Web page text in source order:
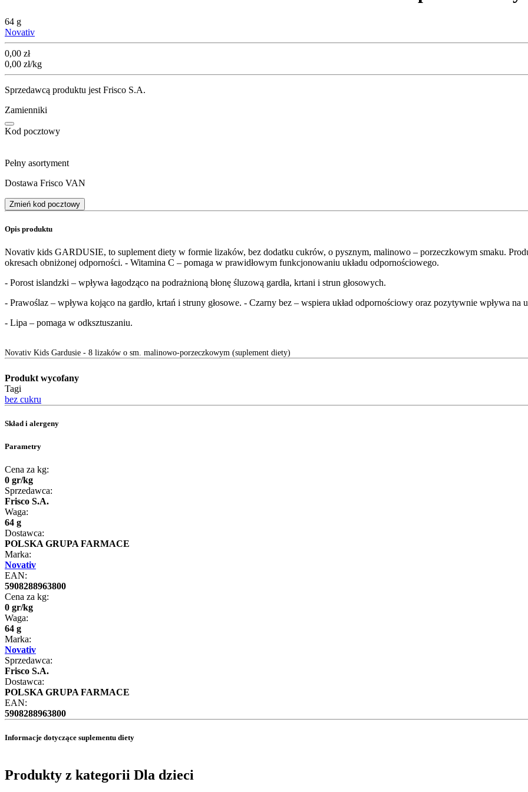
64 g
Novativ
Cena
0,00 zł
0,00 zł/kg
Sprzedawcą produktu jest Frisco S.A.
Zamienniki
Kod pocztowy
Pełny asortyment
Dostawa Frisco VAN
Zmień kod pocztowy
Opis produktu
Novativ kids GARDUSIE, to suplement diety w formie lizaków, bez dodatku cukrów, o pysznym, malinowo – porzeczkowym smaku.
okresach obniżonej odporności. - Witamina C – pomaga w prawidłowym funkcjonowaniu układu odpornościowego.
- Porost islandzki – wpływa łagodząco na podrażnioną błonę śluzową gardła, krtani i strun głosowych.
- Prawoślaz – wpływa kojąco na gardło, krtań i struny głosowe. - Czarny bez – wspiera układ odpornościowy oraz pozytywnie wpływa na
- Lipa – pomaga w odksztuszaniu.
Novativ Kids Gardusie - 8 lizaków o sm. malinowo-porzeczkowym (suplement diety)
Produkt wycofany
Tagi
bez cukru
Skład i alergeny
Parametry
Cena za kg:
0 gr/kg
Sprzedawca:
Frisco S.A.
Waga:
64 g
Dostawca:
POLSKA GRUPA FARMACE
Marka:
Novativ
EAN:
5908288963800
Cena za kg:
0 gr/kg
Waga:
64 g
Marka:
Novativ
Sprzedawca:
Frisco S.A.
Dostawca:
POLSKA GRUPA FARMACE
EAN:
5908288963800
Informacje dotyczące suplementu diety
Produkty z kategorii Dla dzieci